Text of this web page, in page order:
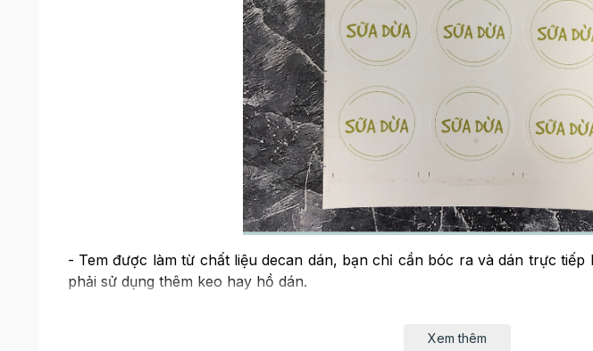
- Tem được làm từ chất liệu decan dán, bạn chỉ cần bóc ra và dán trực
phải sử dụng thêm keo hay hồ dán.
Xem thêm